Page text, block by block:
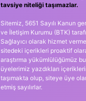
tavsiye niteliği taşımazlar.
Sitemiz, 5651 Sayılı Kanun
ve İletişim Kurumu (BTK)
Sağlayıcı olarak hizmet
sitedeki içerikleri proaktif
araştırma yükümlülüğümüz
üyelerimiz yazdıkları
taşımakta olup, siteye üye
etmiş sayılırlar.